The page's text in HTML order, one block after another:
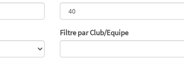
Filtre par Club/Equipe